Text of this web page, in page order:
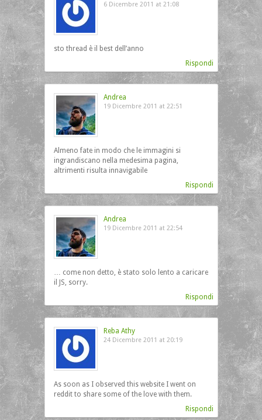
6 Dicembre 2011 at 21:08
sto thread è il best dell’anno
Rispondi
Andrea
19 Dicembre 2011 at 22:51
Almeno fate in modo che le immagini si
ingrandiscano nella medesima pagina,
altrimenti risulta innavigabile
Rispondi
Andrea
19 Dicembre 2011 at 22:54
… come non detto, è stato solo lento a caricare
il JS, sorry.
Rispondi
Reba Athy
24 Dicembre 2011 at 20:19
As soon as I observed this website I went on
reddit to share some of the love with them.
Rispondi